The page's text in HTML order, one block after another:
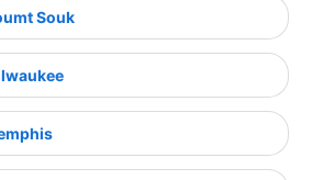
Souk